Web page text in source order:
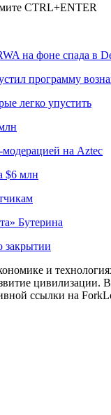
CTRL+ENTER
на фоне спада в
программу
легко упустить
на Aztec
$6 млн
Бутерина
закрытии
и
цивилизации.
ссылки на